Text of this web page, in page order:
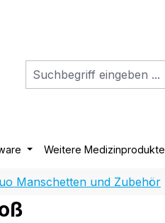
Weitere Medizinprodukte
Manschetten und Zubehör